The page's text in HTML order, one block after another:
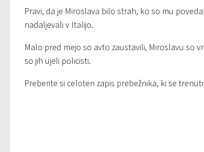
Pravi, da je Miroslava bilo strah, ko so mu
nadaljevali v Italijo.
Malo pred mejo so avto zaustavili, Miroslavu so
so jih ujeli policisti.
Preberite si celoten zapis prebežnika, ki se